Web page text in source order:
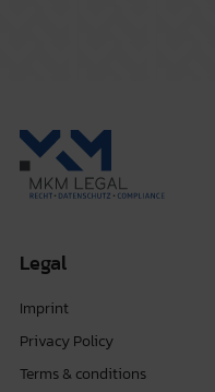
Legal
Imprint
Privacy Policy
Terms & conditions